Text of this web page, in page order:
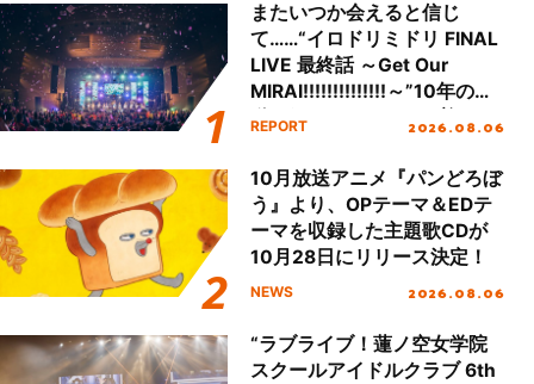
またいつか会えると信じ
て……“イロドリミドリ FINAL
LIVE 最終話 ～Get Our
MIRAI!!!!!!!!!!!!!!～”10年の活
動を経てファイナルを迎える
REPORT 2026.08.06
10月放送アニメ『パンどろぼ
う』より、OPテーマ＆EDテ
ーマを収録した主題歌CDが
10月28日にリリース決定！
NEWS 2026.08.06
“ラブライブ！蓮ノ空女学院
スクールアイドルクラブ 6th